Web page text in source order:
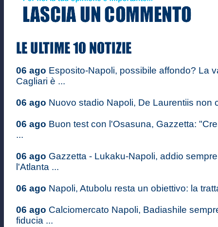
06 ago Esposito-Napoli, possibile affondo? La
Cagliari è ...
06 ago Nuovo stadio Napoli, De Laurentiis non
06 ago Buon test con l'Osasuna, Gazzetta:
...
06 ago Gazzetta - Lukaku-Napoli, addio
l'Atlanta ...
06 ago Napoli, Atubolu resta un obiettivo: la
06 ago Calciomercato Napoli, Badiashile
fiducia ...